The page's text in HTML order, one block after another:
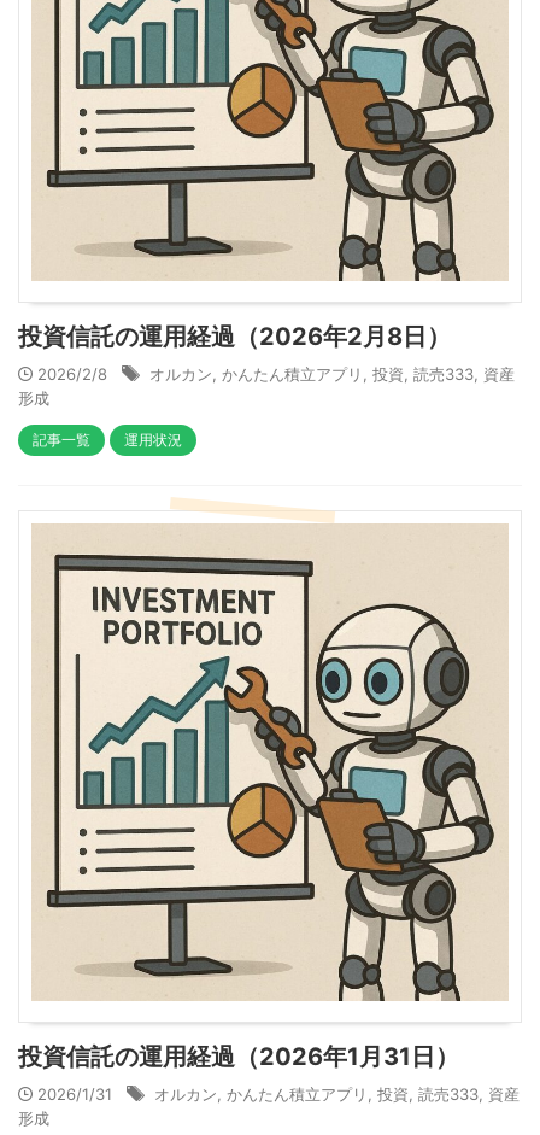
投資信託の運用経過（2026年2月8日）
2026/2/8 オルカン かんたん積立アプリ 投資 読売333 資産
形成
記事一覧 運用状況
投資信託の運用経過（2026年1月31日）
2026/1/31 オルカン かんたん積立アプリ 投資 読売333 資産
形成